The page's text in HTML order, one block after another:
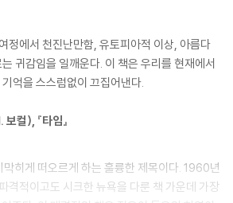
은 길을 걷게 되리라곤 상상도 하지 못했다.
이다. --pp.142-143
호텔 로비라고 생각하고 있던 차에 돌연 바람
왔다. 살바도르 달리였다. 그는 로비를 신경질
다. “까마귀를 닮았군. 고딕 까마귀.” ---p.176
한다.한낱 가난한 서점 직원에 불과했던 자신
술가로서 정체성을 확립할 수 있던 곳이기에
헨드릭스가 만든 스튜디오 일렉트릭 레이디
기리는 자신의 퍼포먼스에 수전 손탁이 참석
술관 큐레이터 존 매켄드리의 로버트 메이플소
스를 중심으로 한 문화계 인사들의 행보가 다
을 회상할 흥미로운 에피소드와 추억이 가득한
.
여정에서 천진난만함, 유토피아적 이상, 아름다
귀감임을 일깨운다. 이 책은 우리를 현재에서
억을 스스럼없이 끄집어낸다.
컬), 『타임』
막히게 떠오르게 하는 훌륭한 제목이다. 1960년
격적이고도 시크한 뉴욕을 다룬 책 가운데 가장